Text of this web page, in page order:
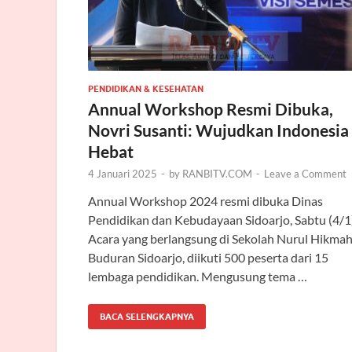
PENDIDIKAN & KESEHATAN
Annual Workshop Resmi Dibuka,
Novri Susanti: Wujudkan Indonesia
Hebat
4 Januari 2025 - by RANBITV.COM - Leave a Comment
Annual Workshop 2024 resmi dibuka Dinas
Pendidikan dan Kebudayaan Sidoarjo, Sabtu (4/
Acara yang berlangsung di Sekolah Nurul Hikmah
Buduran Sidoarjo, diikuti 500 peserta dari 15
lembaga pendidikan. Mengusung tema …
BACA SELENGKAPNYA